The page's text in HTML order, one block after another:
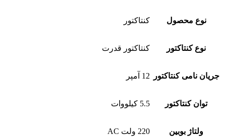
نوع محصول کنتاکتور
نوع کنتاکتور کنتاکتور قدرت
جریان نامی کنتاکتور 12 آمپر
توان کنتاکتور 5.5 کیلووات
ولتاژ بوبین 220 ولت AC